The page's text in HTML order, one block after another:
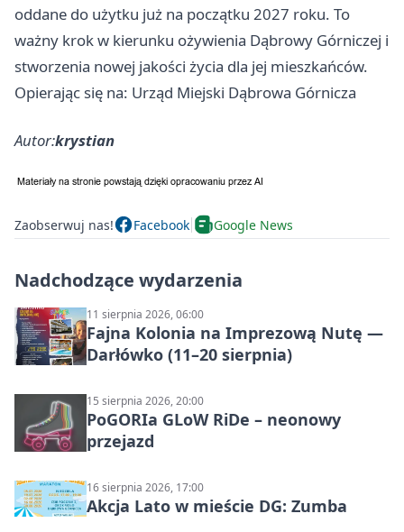
oddane do użytku już na początku 2027 roku. To
ważny krok w kierunku ożywienia Dąbrowy Górniczej i
stworzenia nowej jakości życia dla jej mieszkańców.
Opierając się na: Urząd Miejski Dąbrowa Górnicza
Autor:krystian
Zaobserwuj nas! Facebook Google News
Nadchodzące wydarzenia
11 sierpnia 2026, 06:00
Fajna Kolonia na Imprezową Nutę —
Darłówko (11–20 sierpnia)
15 sierpnia 2026, 20:00
PoGORIa GLoW RiDe – neonowy
przejazd
16 sierpnia 2026, 17:00
Akcja Lato w mieście DG: Zumba